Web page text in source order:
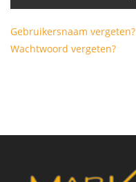
Gebruikersnaam vergeten?
Wachtwoord vergeten?